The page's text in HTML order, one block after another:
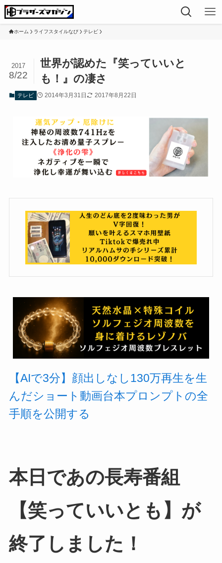
ホーム ライフスタイルなび テレビ
世界が認めた『笑っていいと
も！』の凄さ
2017
8/22
テレビ 2014年3月31日 2017年8月22日
【AIで3分】顔出しなし130万再生を生
んだショート動画台本プロンプトの全
手順を公開する
本日であの長寿番組
【笑っていいとも】が
終了しました！